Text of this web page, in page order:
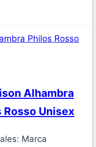
Alhambra
Rosso Unisex
Marca